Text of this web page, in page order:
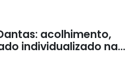
acolhimento,
individualizado na